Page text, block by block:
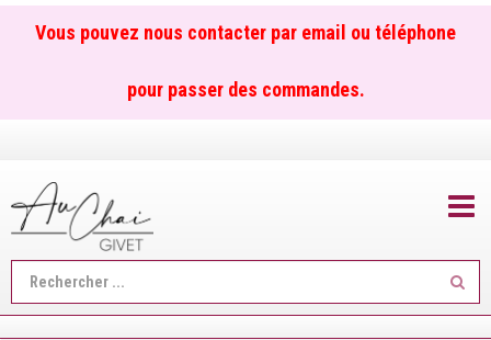
Vous pouvez nous contacter par email ou téléphone
pour passer des commandes.